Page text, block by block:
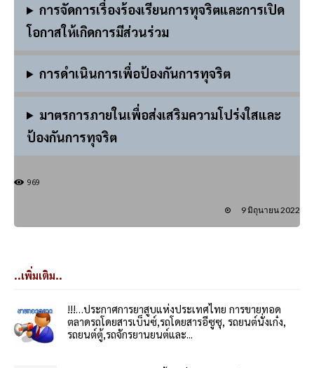
การจัดการเรื่องร้องเรียนการทุจริตและการเปิด
โอกาสให้เกิดการมีส่วนร่วม
การดำเนินการเพื่อป้องกันการทุจริต
มาตรการภายในเพื่อส่งเสริมความโปร่งใสและ
ป้องกันการทุจริต
969
9 มิถุนายน 2022
..เพิ่มเติม..
!!!…ประกาศการยาสูบแห่งประเทศไทย การขายทอด
ตลาดรถโดยสารเบ็นซ์,รถโดยสารอีซูซุ, รถยนต์นั่งเก๋ง,
รถยนต์ตู้,รถจักรยานยนต์และ...